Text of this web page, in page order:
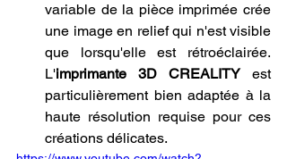
variable de la pièce imprimée crée
une image en relief qui n'est visible
que lorsqu'elle est rétroéclairée.
L'imprimante 3D CREALITY est
particulièrement bien adaptée à la
haute résolution requise pour ces
créations délicates.